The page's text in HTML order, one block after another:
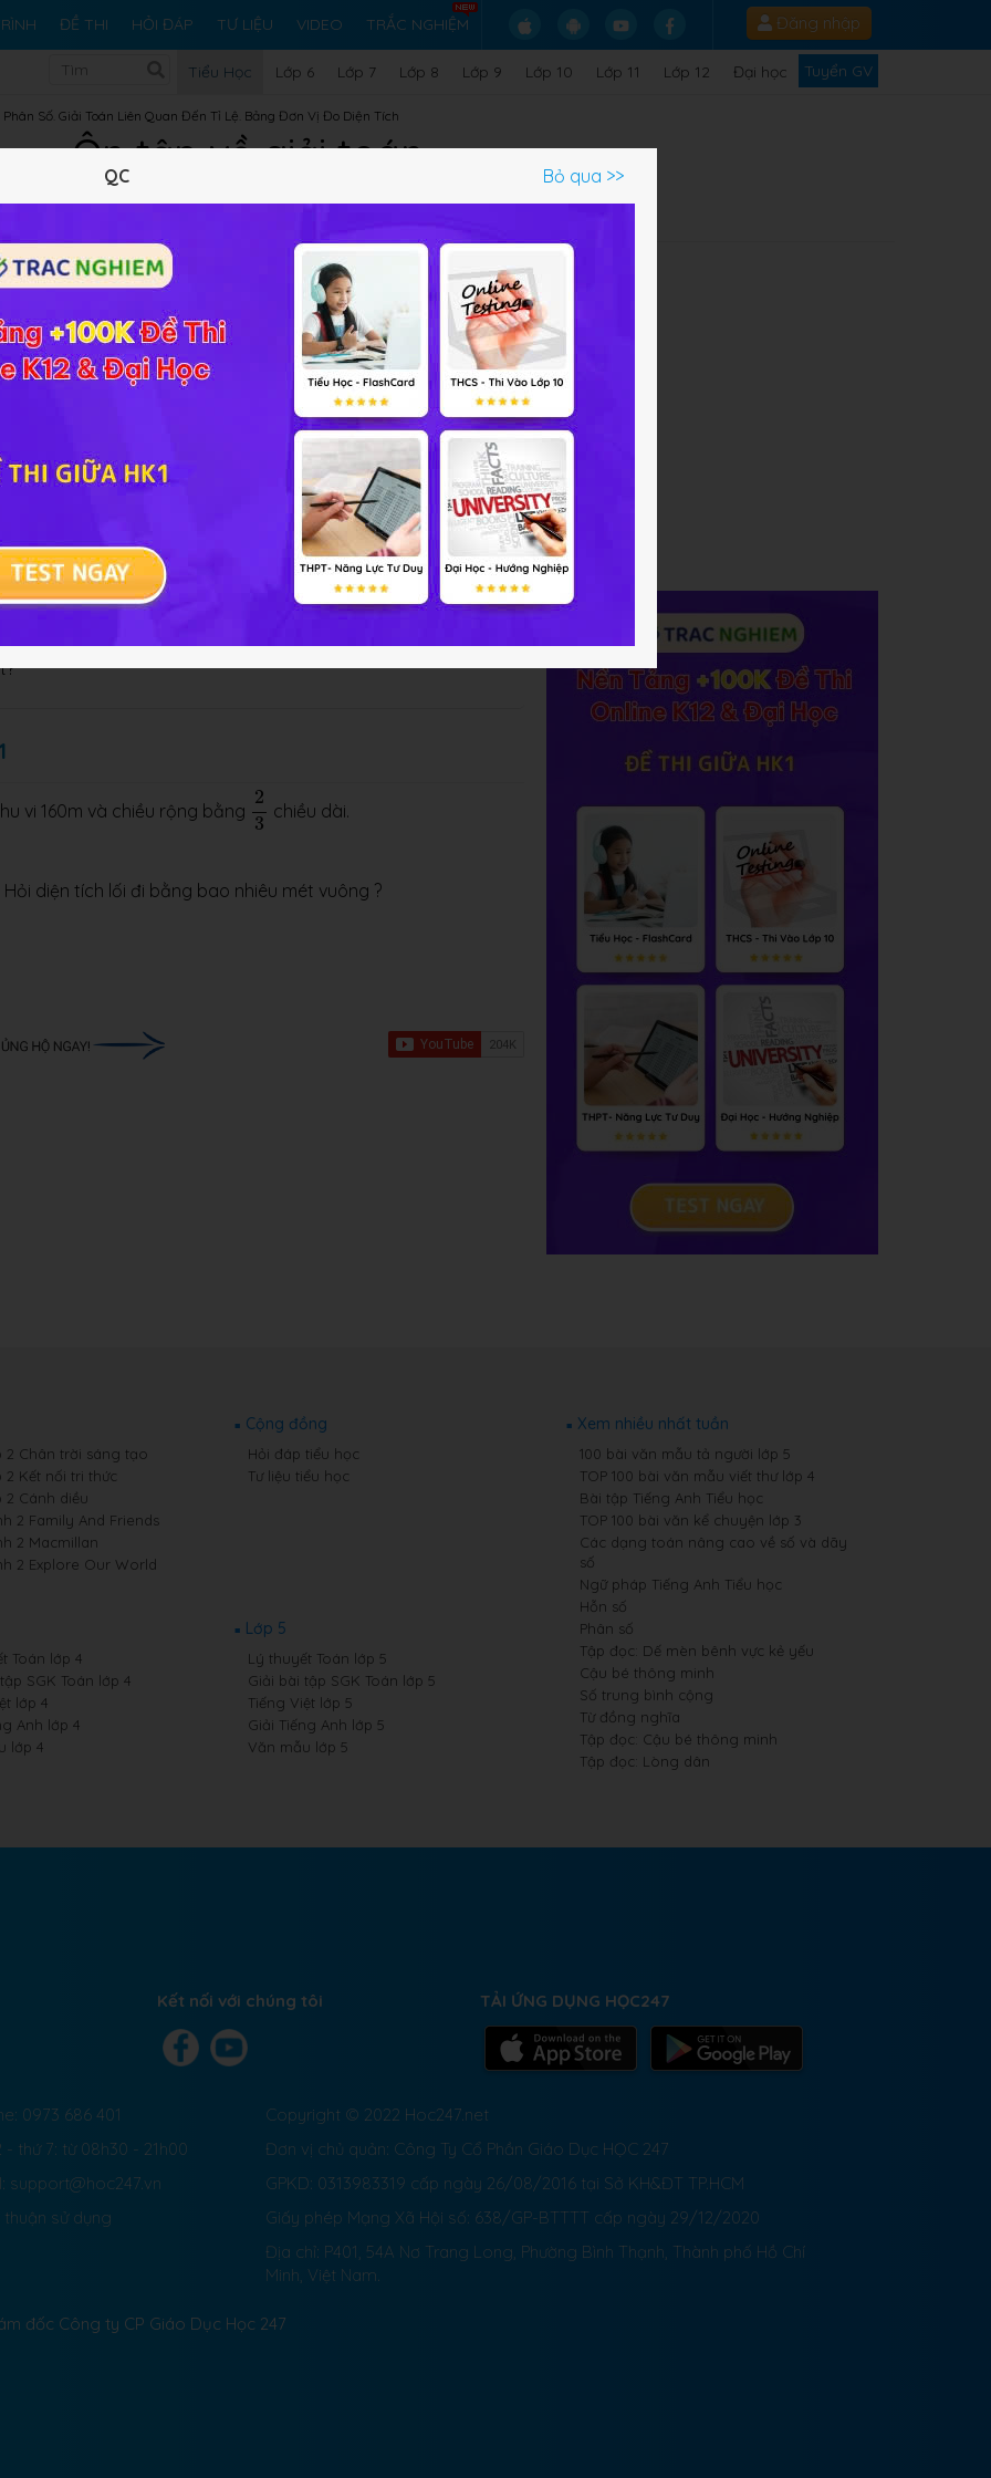
ĐỀ THI HỎI ĐÁP TƯ LIỆU VIDEO TRẮC NGHIỆM Đăng nhập
Tiểu Học Lớp 6 Lớp 7 Lớp 8 Lớp 9 Lớp 10 Lớp 11 Lớp 12 Đại học Tuyển GV
Phân Số. Giải Toán Liên Quan Đến Tỉ Lệ. Bảng Đơn Vị Đo Diện Tích
Ôn tập về giải toán
Ôn tập về giải toán
giúp các em nắm được phương pháp
SGK
số đó.
quả. Số trứng gà bằng
3
vi 160m và chiều rộng bằng
2
3
23
chiều dài.
diện tích lối đi bằng bao nhiêu mét vuông ?
2 Chân trời sáng tạo
2 Kết nối tri thức
2 Cánh diều
2 Family And Friends
2 Macmillan
2 Explore Our World
Cộng đồng
Hỏi đáp tiểu học
Tư liệu tiểu học
Toán lớp 4
SGK Toán lớp 4
lớp 4
Anh lớp 4
lớp 4
Lớp 5
Lý thuyết Toán lớp 5
Giải bài tập SGK Toán lớp 5
Tiếng Việt lớp 5
Giải Tiếng Anh lớp 5
Văn mẫu lớp 5
Xem nhiều nhất tuần
100 bài văn mẫu tả người lớp 5
TOP 100 bài văn mẫu viết thư lớp 4
Bài tập Tiếng Anh Tiểu học
TOP 100 bài văn kể chuyện lớp 3
Các dạng toán nâng cao về số và dãy
số
Ngữ pháp Tiếng Anh Tiểu học
Hỗn số
Phân số
Tập đọc: Dế mèn bênh vực kẻ yếu
Cậu bé thông minh
Số trung bình cộng
Từ đồng nghĩa
Tập đọc: Cậu bé thông minh
Tập đọc: Lòng dân
Kết nối với chúng tôi TẢI ỨNG DỤNG HỌC247
0973 686 401
- thứ 7: từ 08h30 - 21h00
support@hoc247.vn
thuận sử dụng
Copyright © 2022 Hoc247.net
Đơn vị chủ quản: Công Ty Cổ Phần Giáo Dục HỌC 247
GPKD: 0313983319 cấp ngày 26/08/2016 tại Sở KH&ĐT TP.HCM
Giấy phép Mạng Xã Hội số: 638/GP-BTTTT cấp ngày 29/12/2020
Địa chỉ: P401, 54A Nơ Trang Long, Phường Bình Thạnh, Thành phố Hồ Chí
Minh, Việt Nam.
đốc Công ty CP Giáo Dục Học 247
QC Bỏ qua >>